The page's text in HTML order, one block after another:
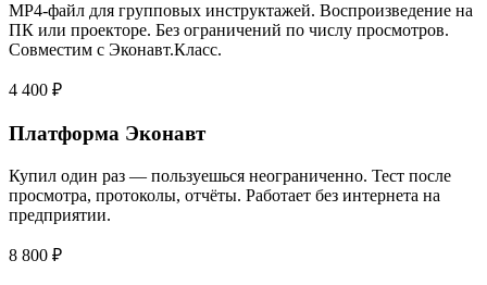
MP4-файл для групповых инструктажей. Воспроизведение на
ПК или проекторе. Без ограничений по числу просмотров.
Совместим с Эконавт.Класс.
4 400 ₽
Платформа Эконавт
Купил один раз — пользуешься неограниченно. Тест после
просмотра, протоколы, отчёты. Работает без интернета на
предприятии.
8 800 ₽